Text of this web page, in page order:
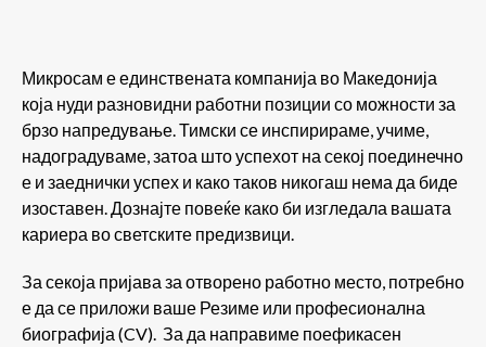
Микросам е единствената компанија во Македонија
која нуди разновидни работни позиции со можности за
брзо напредување. Тимски се инспирираме, учиме,
надоградуваме, затоа што успехот на секој поединечно
е и заеднички успех и како таков никогаш нема да биде
изоставен. Дознајте повеќе како би изгледала вашата
кариера во светските предизвици.
За секоја пријава за отворено работно место, потребно
е да се приложи ваше Резиме или професионална
биографија (CV). За да направиме поефикасен